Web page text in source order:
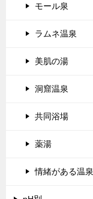
モール泉
ラムネ温泉
美肌の湯
洞窟温泉
共同浴場
薬湯
情緒がある温泉